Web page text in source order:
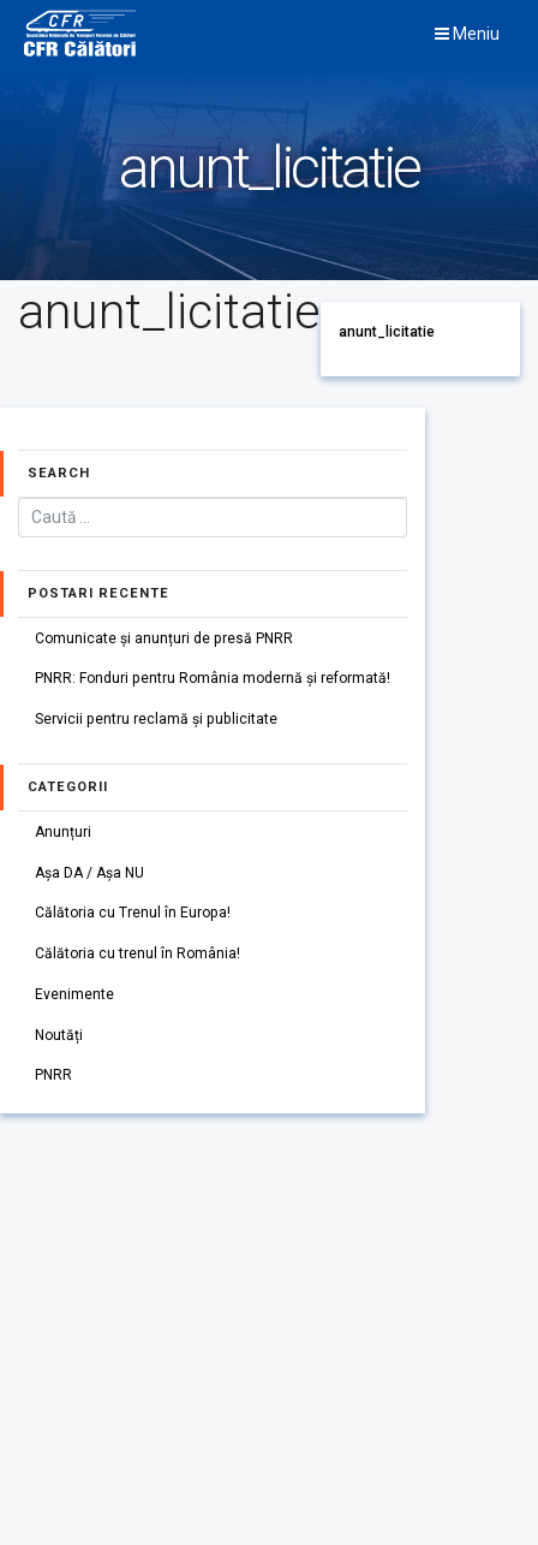
content
Meniu
anunt_licitatie
anunt_licitatie anunt_licitatie
SEARCH
POSTARI RECENTE
Comunicate și anunțuri de presă PNRR
PNRR: Fonduri pentru România modernă și reformată!
Servicii pentru reclamă și publicitate
CATEGORII
Anunțuri
Așa DA / Așa NU
Călătoria cu Trenul în Europa!
Călătoria cu trenul în România!
Evenimente
Noutăți
PNRR